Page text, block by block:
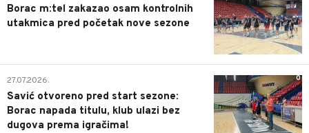
Borac m:tel zakazao osam kontrolnih
utakmica pred početak nove sezone
0
27.07.2026.
Savić otvoreno pred start sezone:
Borac napada titulu, klub ulazi bez
dugova prema igračima!